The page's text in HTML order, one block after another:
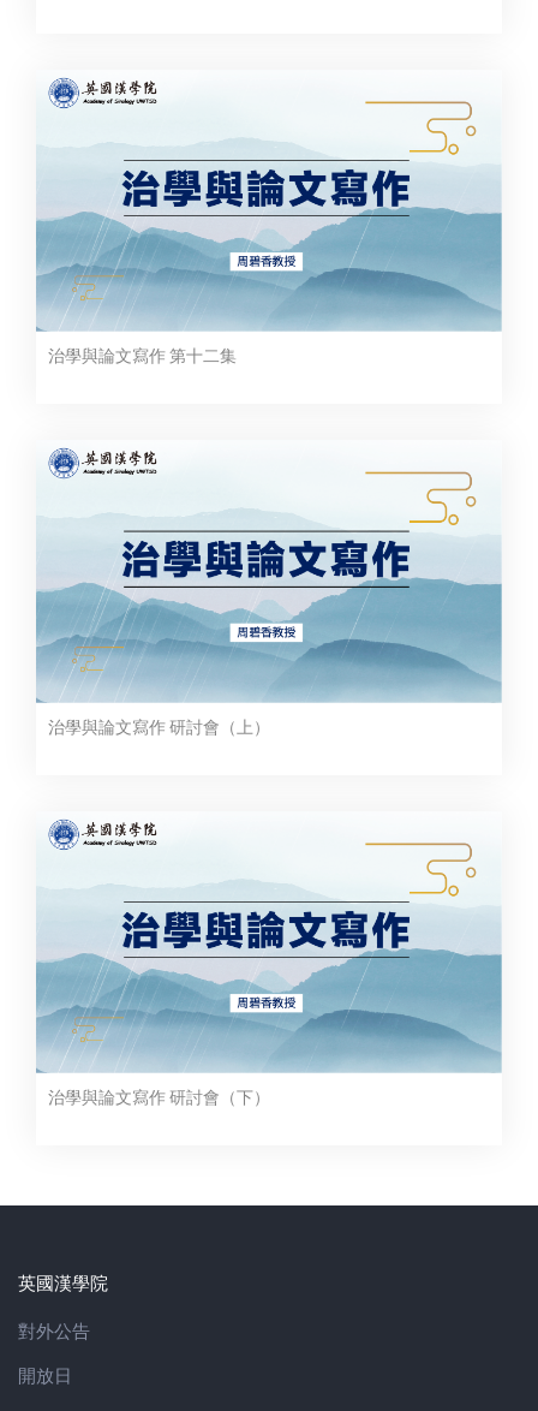
治學與論文寫作 第十二集
治學與論文寫作 研討會（上）
治學與論文寫作 研討會（下）
英國漢學院
對外公告
開放日